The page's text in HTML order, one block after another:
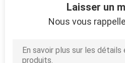
Laisser un
Nous vous